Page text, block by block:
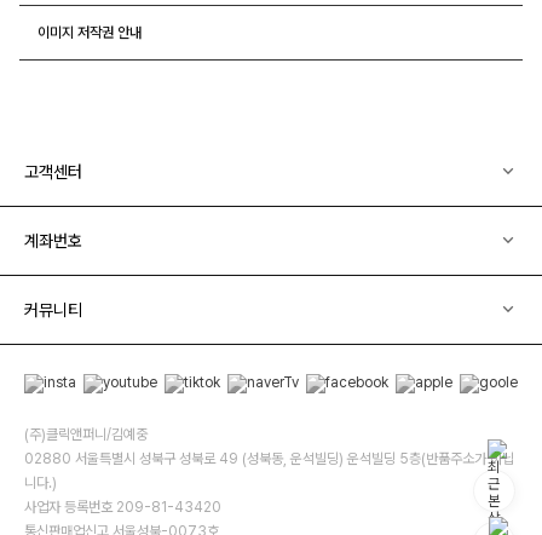
이미지 저작권 안내
고객센터
계좌번호
커뮤니티
(주)클릭앤퍼니/김예중
02880 서울특별시 성북구 성북로 49 (성북동, 운석빌딩) 운석빌딩 5층(반품주소가 아닙
니다.)
사업자 등록번호 209-81-43420
통신판매업신고 서울성북-0073호